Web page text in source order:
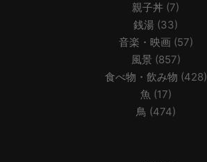
親子丼 (7)
銭湯 (33)
音楽・映画 (57)
風景(857)
食べ物・飲み物 (428)
魚 (17)
鳥 (474)